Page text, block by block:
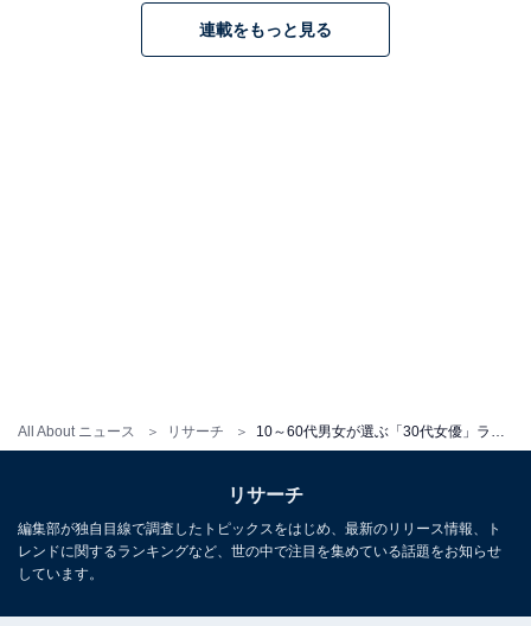
All About ニュース リサーチ 10～60代男女が選ぶ「30代女優」ランキング！ 2位は「新垣結衣」、では1位は？
連載をもっと見る
リサーチ
編集部が独自目線で調査したトピックスをはじめ、最新のリリース情報、ト
レンドに関するランキングなど、世の中で注目を集めている話題をお知らせ
しています。